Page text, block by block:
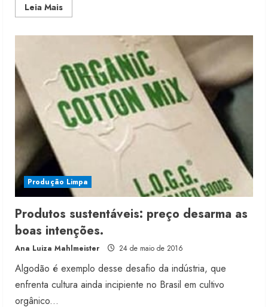
Leia MaisRead
more
projetos
sustentáveis
na
moda
Produção Limpa
Produtos sustentáveis: preço desarma as
boas intenções.
Ana Luiza Mahlmeister 24 de maio de 2016
Algodão é exemplo desse desafio da indústria, que
enfrenta cultura ainda incipiente no Brasil em cultivo
orgânico...
2
Dia dos Pais reforça retomada da
moda no varejo
7 de agosto de 2026
Moda vende US$63,7 bilhões em
produtos licenciados